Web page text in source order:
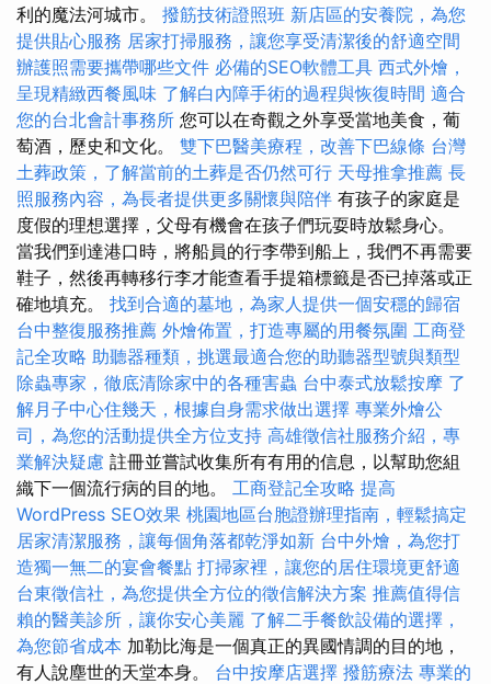
利的魔法河城市。 撥筋技術證照班 新店區的安養院，為您
提供貼心服務 居家打掃服務，讓您享受清潔後的舒適空間
辦護照需要攜帶哪些文件 必備的SEO軟體工具 西式外燴，
呈現精緻西餐風味 了解白內障手術的過程與恢復時間 適合
您的台北會計事務所 您可以在奇觀之外享受當地美食，葡
萄酒，歷史和文化。 雙下巴醫美療程，改善下巴線條 台灣
土葬政策，了解當前的土葬是否仍然可行 天母推拿推薦 長
照服務內容，為長者提供更多關懷與陪伴 有孩子的家庭是
度假的理想選擇，父母有機會在孩子們玩耍時放鬆身心。
當我們到達港口時，將船員的行李帶到船上，我們不再需要
鞋子，然後再轉移行李才能查看手提箱標籤是否已掉落或正
確地填充。 找到合適的墓地，為家人提供一個安穩的歸宿
台中整復服務推薦 外燴佈置，打造專屬的用餐氛圍 工商登
記全攻略 助聽器種類，挑選最適合您的助聽器型號與類型
除蟲專家，徹底清除家中的各種害蟲 台中泰式放鬆按摩 了
解月子中心住幾天，根據自身需求做出選擇 專業外燴公
司，為您的活動提供全方位支持 高雄徵信社服務介紹，專
業解決疑慮 註冊並嘗試收集所有有用的信息，以幫助您組
織下一個流行病的目的地。 工商登記全攻略 提高
WordPress SEO效果 桃園地區台胞證辦理指南，輕鬆搞定
居家清潔服務，讓每個角落都乾淨如新 台中外燴，為您打
造獨一無二的宴會餐點 打掃家裡，讓您的居住環境更舒適
台東徵信社，為您提供全方位的徵信解決方案 推薦值得信
賴的醫美診所，讓你安心美麗 了解二手餐飲設備的選擇，
為您節省成本 加勒比海是一個真正的異國情調的目的地，
有人說塵世的天堂本身。 台中按摩店選擇 撥筋療法 專業的